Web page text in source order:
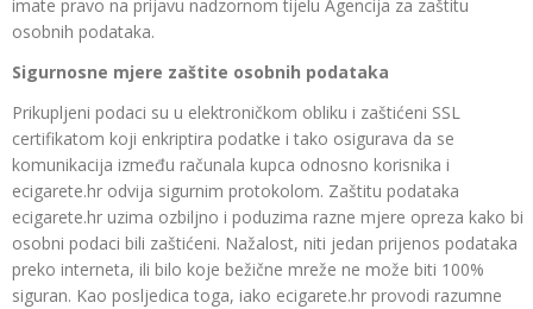
imate pravo na prijavu nadzornom tijelu Agencija za zaštitu
osobnih podataka.
Sigurnosne mjere zaštite osobnih podataka
Prikupljeni podaci su u elektroničkom obliku i zaštićeni SSL
certifikatom koji enkriptira podatke i tako osigurava da se
komunikacija između računala kupca odnosno korisnika i
ecigarete.hr odvija sigurnim protokolom. Zaštitu podataka
ecigarete.hr uzima ozbiljno i poduzima razne mjere opreza kako bi
osobni podaci bili zaštićeni. Nažalost, niti jedan prijenos podataka
preko interneta, ili bilo koje bežične mreže ne može biti 100%
siguran. Kao posljedica toga, iako ecigarete.hr provodi razumne